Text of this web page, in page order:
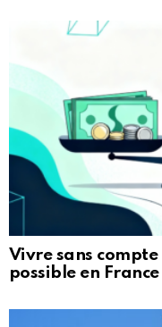
Vivre sans
possible en France